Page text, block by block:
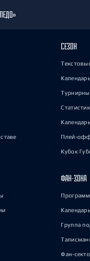
СЕЗОН
Плей-
Кубок
ФАН-ЗОНА
Группа
Фан-